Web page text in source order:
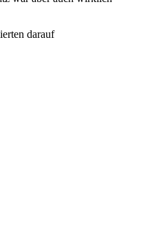
darauf